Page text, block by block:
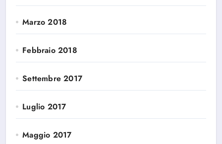
Marzo 2018
Febbraio 2018
Settembre 2017
Luglio 2017
Maggio 2017